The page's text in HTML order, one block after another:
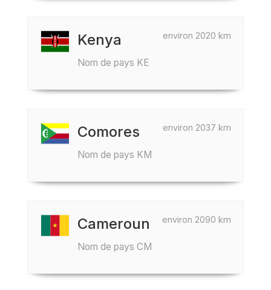
environ 2020 km
Kenya
Nom de pays KE
environ 2037 km
Comores
Nom de pays KM
environ 2090 km
Cameroun
Nom de pays CM